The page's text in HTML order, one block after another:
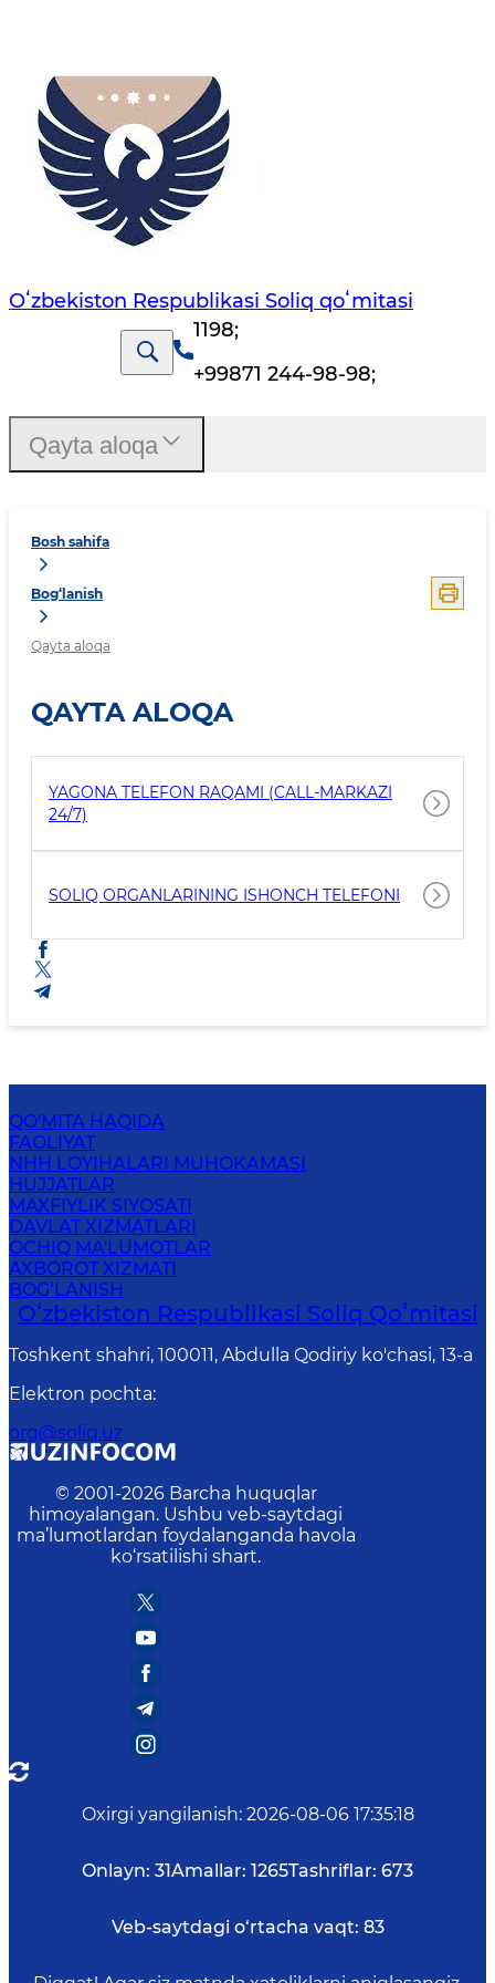
Oʻzbekiston Respublikasi Soliq qoʻmitasi
1198;
+99871 244-98-98;
Bosh sahifa
Bog‘lanish
Qayta aloqa
QAYTA ALOQA
YAGONA TELEFON RAQAMI (CALL-MARKAZI
24/7)
SOLIQ ORGANLARINING ISHONCH TELEFONI
Qayta aloqa
QO'MITA HAQIDA
FAOLIYAT
NHH LOYIHALARI MUHOKAMASI
HUJJATLAR
MAXFIYLIK SIYOSATI
DAVLAT XIZMATLARI
OCHIQ MA'LUMOTLAR
AXBOROT XIZMATI
BOG‘LANISH
Oʻzbekiston Respublikasi Soliq Qoʻmitasi
Toshkent shahri, 100011, Abdulla Qodiriy ko'chasi, 13-a
Elektron pochta:
org@soliq.uz
© 2001-2026 Barcha huquqlar
himoyalangan. Ushbu veb-saytdagi
ma’lumotlardan foydalanganda havola
ko‘rsatilishi shart.
Oxirgi yangilanish: 2026-08-06 17:35:18
Onlayn: 31Amallar: 1265Tashriflar: 673
Veb-saytdagi o‘rtacha vaqt: 83